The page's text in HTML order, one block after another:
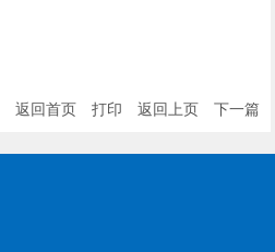
返回首页 打印 返回上页 下一篇